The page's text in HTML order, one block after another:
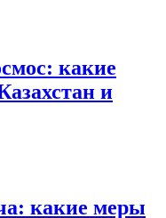
какие
и
какие меры